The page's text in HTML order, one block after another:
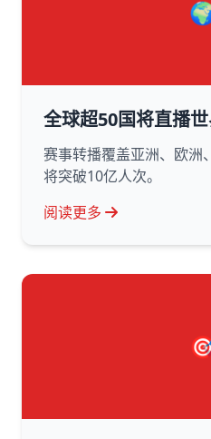
全球超50国将直播
赛事转播覆盖亚洲、欧洲
将突破10亿人次。
阅读更多